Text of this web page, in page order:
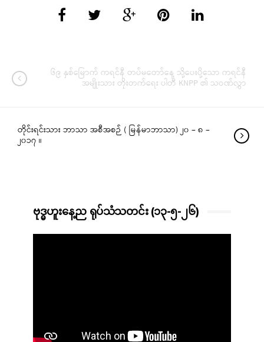
၆၉ နှစ်မြောက် ကရင်နီ တပ်မတော်နေ့ သို့ပေးပို့သော ကရင်နီ
အမျိုးသား တိုးတက်ရေး ပါတီ KNPP ၏ သဝဏ်လွှာ
တိုင်းရင်းသား ဘာသာ အစီအစဉ် ( မြန်မာဘာသာ) ၂၀ – ၈ –
၂၀၁၇ ။
ဗုဒ္ဓဟူးနေ့ည ရုပ်သံသတင်း (၁၃-၅-၂၆)